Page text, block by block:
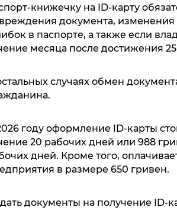
книжечку на ID-карту
документа,
в паспорте, а также если
месяца после достижения 25
случаях обмен
году оформление ID-карты
20 рабочих дней или 988
дней. Кроме того,
в размере 650 гривен.
документы на получение ID-